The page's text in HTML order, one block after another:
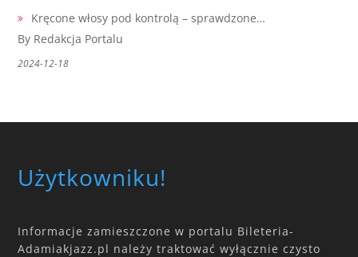
Kręcone włosy pod kontrolą – sprawdzone…
By Redakcja Portalu
2024-12-18
Użytkowniku!
Informacje zamieszczone w portalu Bileteria-
Adamiakjazz.pl należy traktować wyłącznie czysto